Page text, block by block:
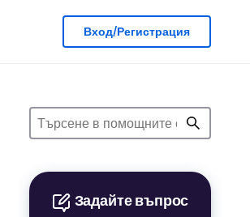
Вход/Регистрация
Задайте въпрос